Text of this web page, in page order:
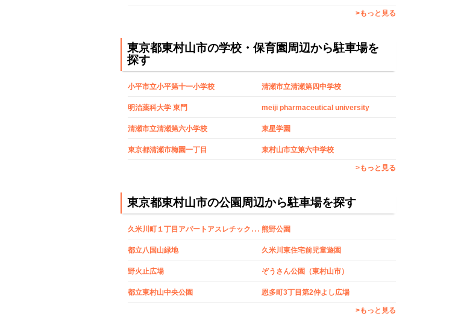
>もっと見る
東京都東村山市の学校・保育園周辺から駐車場を
探す
小平市立小平第十一小学校 清瀬市立清瀬第四中学校
明治薬科大学 東門 meiji pharmaceutical university
清瀬市立清瀬第六小学校 東星学園
東京都清瀬市梅園一丁目 東村山市立第六中学校
>もっと見る
東京都東村山市の公園周辺から駐車場を探す
久
米川町１丁目アパートアスレチック公園 熊野公園
都立八国山緑地 久米川東住宅前児童遊園
野火止広場 ぞうさん公園（東村山市）
都立東村山中央公園 恩多町3丁目第2仲よし広場
>もっと見る